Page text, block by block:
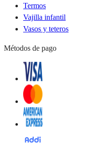
Termos
Vajilla infantil
Vasos y teteros
Métodos de pago